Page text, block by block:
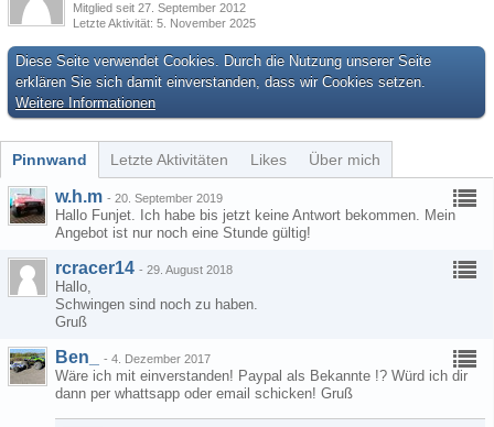
Mitglied seit 27. September 2012
Letzte Aktivität 5. November 2025
Diese Seite verwendet Cookies. Durch die Nutzung unserer Seite
erklären Sie sich damit einverstanden, dass wir Cookies setzen.
Weitere Informationen
Pinnwand Letzte Aktivitäten Likes Über mich
w.h.m - 20. September 2019
Hallo Funjet. Ich habe bis jetzt keine Antwort bekommen. Mein
Angebot ist nur noch eine Stunde gültig!
rcracer14 - 29. August 2018
Hallo,
Schwingen sind noch zu haben.
Gruß
Ben_ - 4. Dezember 2017
Wäre ich mit einverstanden! Paypal als Bekannte !? Würd ich dir
dann per whattsapp oder email schicken! Gruß